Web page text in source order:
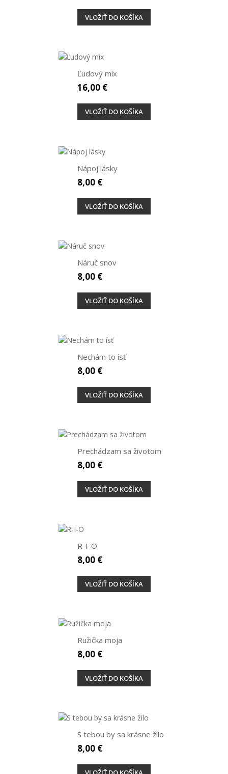
VLOŽIŤ DO KOŠÍKA
Ľudový mix
16,00 €
VLOŽIŤ DO KOŠÍKA
Nápoj lásky
8,00 €
VLOŽIŤ DO KOŠÍKA
Náruč snov
8,00 €
VLOŽIŤ DO KOŠÍKA
Nechám to ísť
8,00 €
VLOŽIŤ DO KOŠÍKA
Prechádzam sa životom
8,00 €
VLOŽIŤ DO KOŠÍKA
R-I-O
8,00 €
VLOŽIŤ DO KOŠÍKA
Ružička moja
8,00 €
VLOŽIŤ DO KOŠÍKA
S tebou by sa krásne žilo
8,00 €